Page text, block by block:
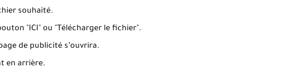
souhaité.
"ICI" ou "Télécharger le fichier".
de publicité s’ouvrira.
en arrière.